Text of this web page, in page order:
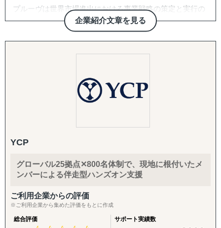
貫で対応。Walmart ECや自社EC（Shopify構築・運用）に
も対応します。
4. 規制対応（FDA）・国際物流
食品・化粧品の米国販売に不可欠なFDA対応を、施設登
入代行、現地倉庫・物流オペレーションの構築まで、実務
を代行・伴走します。
社内に海外事業の専門人材がいない企業さまの「意思決定
の壁打ち相手」として、継続的に併走。米国プランでは
し、責任を持って成果にコミットします。
入口から拡大までをつなぐパッケージ
【海外進出パッケージ（ライト）】
海外展開の「最初の一歩」として、有望国選定・需要調
査・現地規制調査・初期戦略設計・初期営業仮説の整理ま
でを短期集中で実施。方向性を明確にし、次の意思決定に
2. 設立準備および手続き支援
・現地法人の設立や駐在員事務所設立
・法規制・ライセンス取得、各種行政手続き対応
3. 人的支援
・現地人材の採用および育成支援
4. 海外進出戦略・事業計画支援
・持続可能なビジネスモデルの構築と実行支援
■弊社Visalが選ばれる理由
・現地実行力と強固なネットワーク：
ーシア、ベトナム、タイ）に特化した現地密着型のサポー
トを実現。
・成果コミット型のアプローチ：
単なる助言やデスクワークではなく、進出後の事業推進ま
で伴走します。
企業紹介文章を見る
プルーヴは世界市場進出における事業戦略の策定と実行の
サポートを行っている企業です。
「グローバルを身近に」をミッションとし、「現地事情」
に精通したコンサルタントと「現地パートナー」との密な
連携による「現地のリアルな情報」を基にクライアント企
YCP
グローバル25拠点✕800名体制で、現地に根付いたメ
ンバーによる伴走型ハンズオン支援
ご利用企業からの評価
※ご利用企業から集めた評価をもとに作成
総合評価 サポート実績数